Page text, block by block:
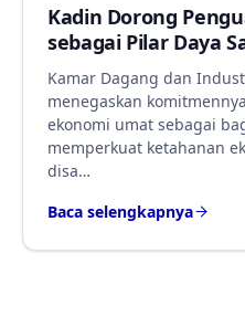
Kadin Dorong
sebagai Pilar Daya
Kamar Dagang dan
menegaskan
ekonomi umat sebagai
memperkuat ketahanan
disa…
Baca selengkapnya